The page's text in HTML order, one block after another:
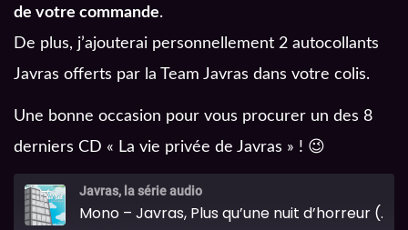
de votre commande.
De plus, j’ajouterai personnellement 2 autocollants
Javras offerts par la Team Javras dans votre colis.
Une bonne occasion pour vous procurer un des 8
derniers CD « La vie privée de Javras » ! 😉
Javras, la série audio
Mono – Javras, Plus qu’une nuit d’horreur (Partie 3)